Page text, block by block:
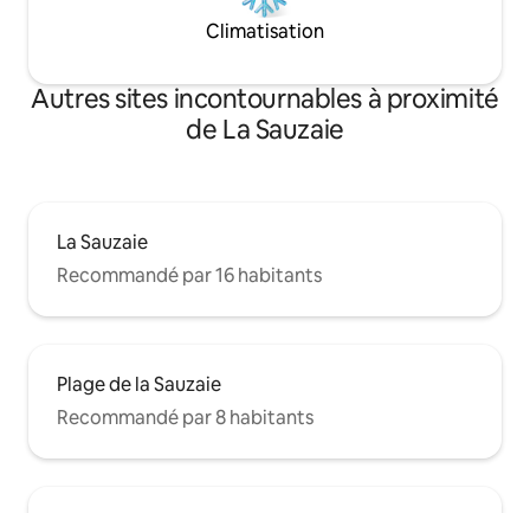
Climatisation
Autres sites incontournables à proximité
de La Sauzaie
La Sauzaie
Recommandé par 16 habitants
Plage de la Sauzaie
Recommandé par 8 habitants